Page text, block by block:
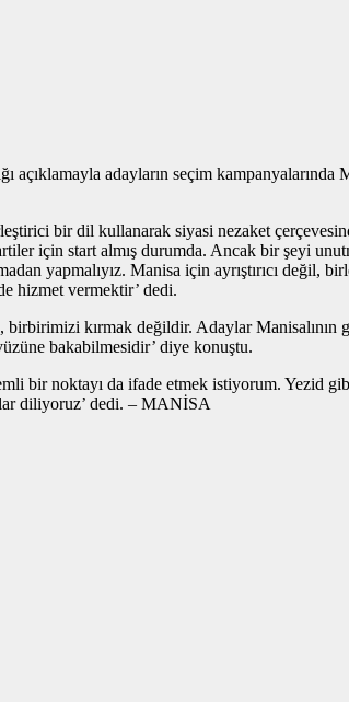
adayların seçim
bir dil kullanarak siyasi nezaket
için start almış durumda. Ancak bir şeyi
yapmalıyız. Manisa için ayrıştırıcı değil,
hizmet vermektir’ dedi.
kırmak değildir. Adaylar
bakabilmesidir’ diye konuştu.
bir noktayı da ifade etmek istiyorum.
diliyoruz’ dedi. – MANİSA